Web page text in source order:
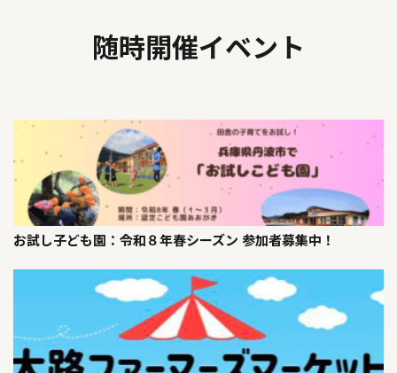
随時開催イベント
お試し子ども園：令和８年春シーズン 参加者募集中！